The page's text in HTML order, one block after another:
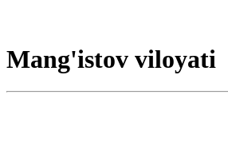
Mang'istov viloyati